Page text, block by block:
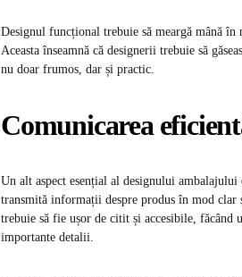
Designul funcțional trebuie să meargă mână
Aceasta înseamnă că designerii trebuie să
nu doar frumos, dar și practic.
Comunicarea
Un alt aspect esențial al designului ambalajului
transmită informații despre produs în mod
trebuie să fie ușor de citit și accesibile, făcând
importante detalii.